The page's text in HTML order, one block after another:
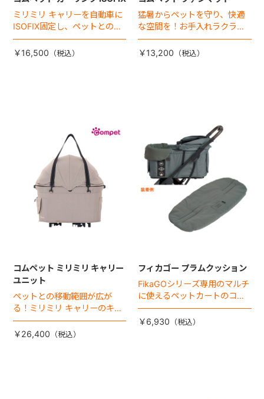
ミリミリ キャリーを自動車に
ISOFIX固定し、ペットとの車
移動をカンタン・快適に！
￥16,500
猛暑からペットを守り、快適
な空間を！お手入れラクラク
な「ファンマット」が登場！
￥13,200
コムペット ミリミリ キャリー
ユニット
ペットとの移動範囲が広が
る！ミリミリ キャリーのキャ
リー部単品が登場！
￥26,400
フィカゴー プラムクッション
FikaGOシリーズ専用のマルチ
に使えるペットカートのコー
ナークッション登場。
￥6,930